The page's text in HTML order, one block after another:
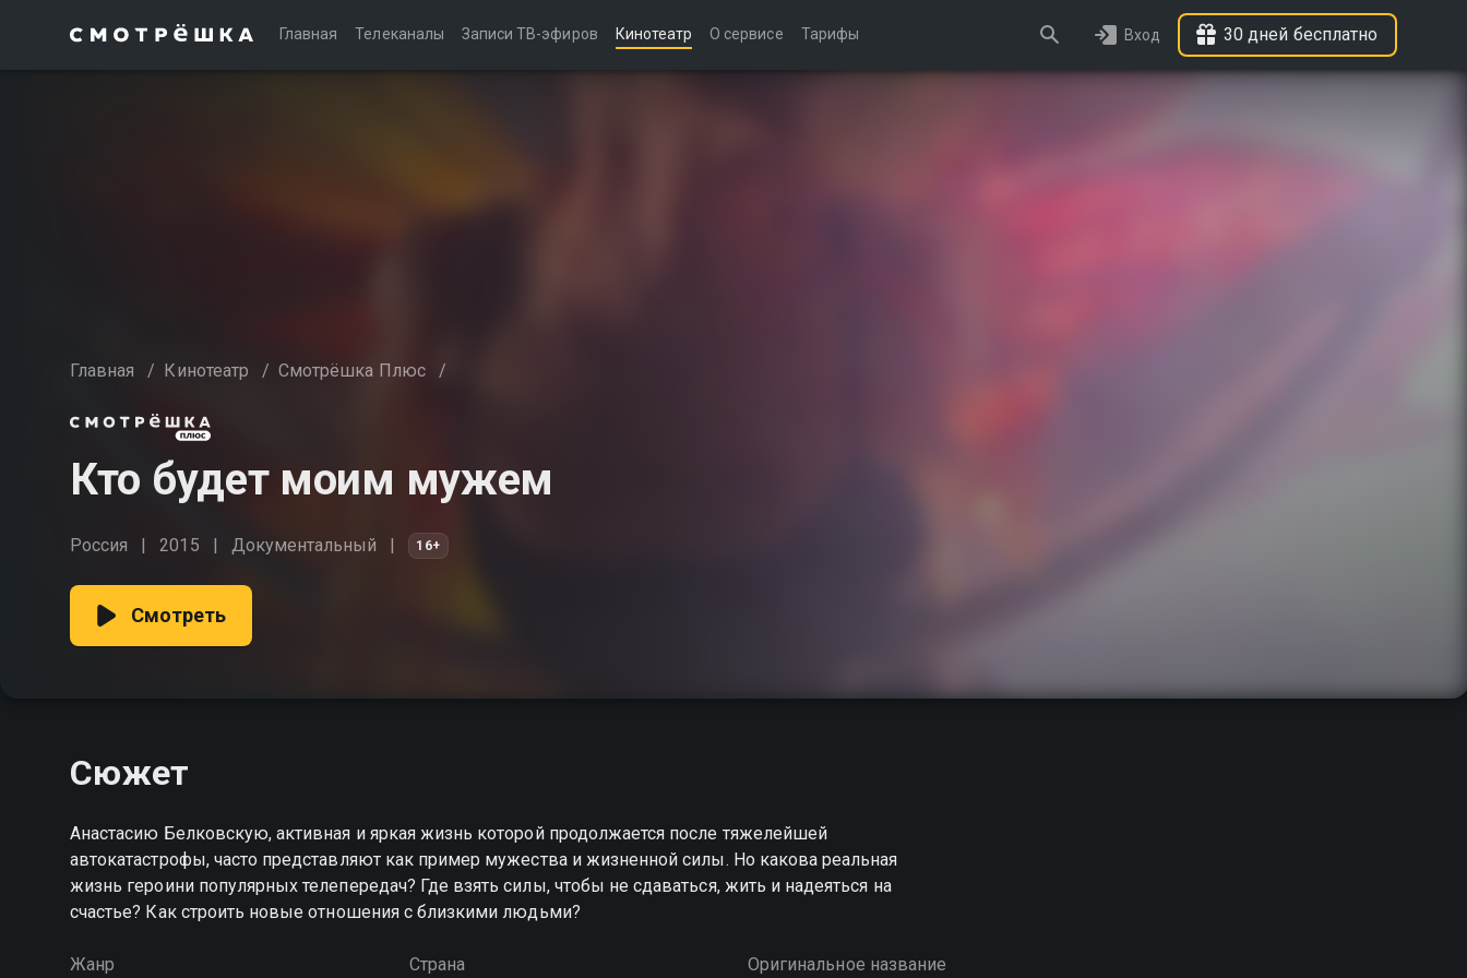
Главная Телеканалы Записи ТВ-эфиров Кинотеатр О сервисе Тарифы Вход 30 дней бесплатно
Главная / Кинотеатр / Смотрёшка Плюс /
Кто будет моим мужем
Россия 2015 Документальный 16+
Смотреть
Сюжет
Анастасию Белковскую, активная и яркая жизнь которой продолжается после тяжелейшей
автокатастрофы, часто представляют как пример мужества и жизненной силы. Но какова реальная
жизнь героини популярных телепередач? Где взять силы, чтобы не сдаваться, жить и надеяться на
счастье? Как строить новые отношения с близкими людьми?
Жанр Страна Оригинальное название